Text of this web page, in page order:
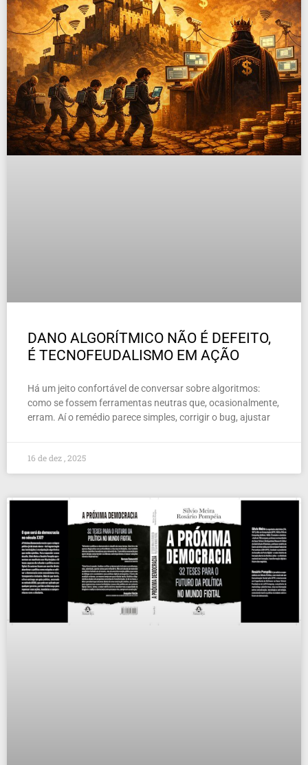
DANO ALGORÍTMICO NÃO É DEFEITO,
É TECNOFEUDALISMO EM AÇÃO
Há um jeito confortável de conversar sobre algoritmos:
como se fossem ferramentas neutras que, ocasionalmente,
erram. Aí o remédio parece simples, corrigir o bug, ajustar
16 de dez , 2025